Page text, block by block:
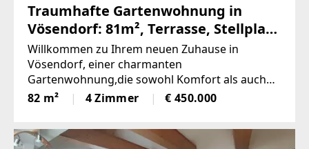
Traumhafte Gartenwohnung in
Vösendorf: 81m², Terrasse, Stellplatz
und sitzen in Grünen!
(Provisionsfrei)
Willkommen zu Ihrem neuen Zuhause in
Vösendorf, einer charmanten
Gartenwohnung,die sowohl Komfort als auch
Lebensqualität bietet. Diese gepflegte Wohnung
miteiner großzügigen Fläche von 81,77 m² ist
82 m² 4 Zimmer € 450.000